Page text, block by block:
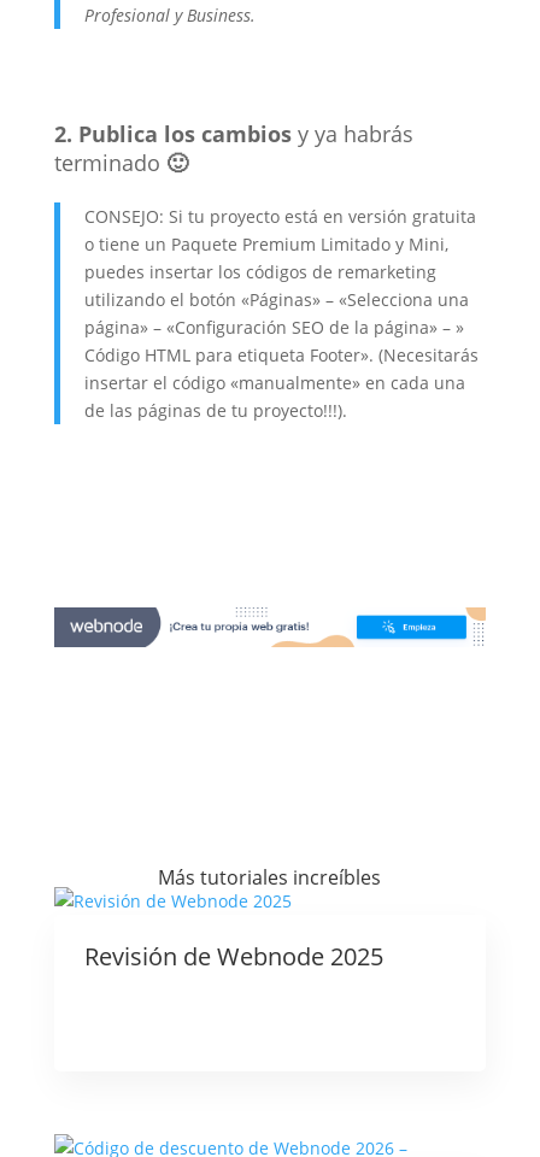
Profesional y Business.
2. Publica los cambios y ya habrás
terminado 🙂
CONSEJO: Si tu proyecto está en versión gratuita
o tiene un Paquete Premium Limitado y Mini,
puedes insertar los códigos de remarketing
utilizando el botón «Páginas» – «Selecciona una
página» – «Configuración SEO de la página» – »
Código HTML para etiqueta Footer». (Necesitarás
insertar el código «manualmente» en cada una
de las páginas de tu proyecto!!!).
Más tutoriales increíbles
Revisión de Webnode 2025